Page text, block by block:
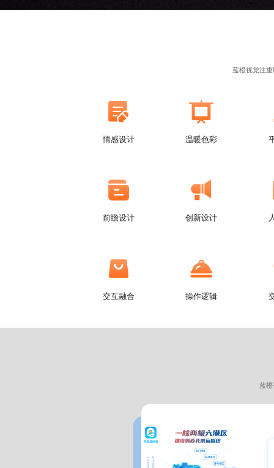
蓝橙视觉注
情感设计 温暖色彩
前瞻设计 创新设计
交互融合 操作逻辑
蓝橙